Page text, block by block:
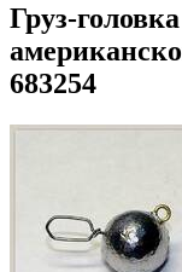
Груз-
683254